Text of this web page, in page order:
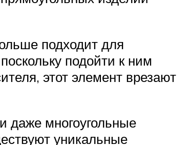
подходит для
подойти к ним
этот элемент врезают
даже многоугольные
уникальные